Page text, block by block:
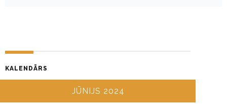
KALENDĀRS
JŪNIJS 2024